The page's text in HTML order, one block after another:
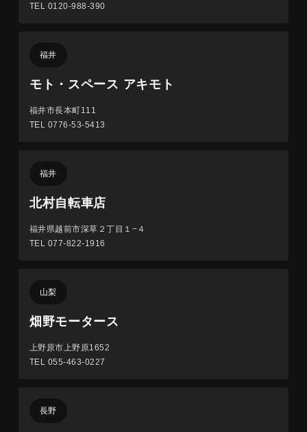
TEL 0120-988-390
福井
モト・スペース アキモト
福井市長本町111
TEL 0776-53-5413
福井
北村自転車店
福井県越前市深草２丁目１−４
TEL 077-822-1916
山梨
畑野モータース
上野原市上野原1652
TEL 055-463-0227
長野